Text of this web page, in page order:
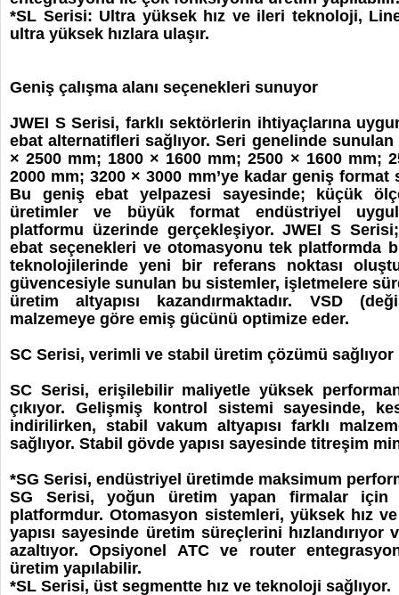
*SL Serisi: Ultra yüksek hız ve ileri teknoloji,
ultra yüksek hızlara ulaşır.
Geniş çalışma alanı seçenekleri sunuyor
JWEI S Serisi, farklı sektörlerin ihtiyaçlarına
ebat alternatifleri sağlıyor. Seri genelinde sunulan
× 2500 mm; 1800 × 1600 mm; 2500 × 1600 mm;
2000 mm; 3200 × 3000 mm’ye kadar geniş
Bu geniş ebat yelpazesi sayesinde; küçük
üretimler ve büyük format endüstriyel
platformu üzerinde gerçekleşiyor. JWEI S
ebat seçenekleri ve otomasyonu tek platformda
teknolojilerinde yeni bir referans noktası
güvencesiyle sunulan bu sistemler, işletmelere
üretim altyapısı kazandırmaktadır. VSD
malzemeye göre emiş gücünü optimize eder.
SC Serisi, verimli ve stabil üretim çözümü sağlıyor
SC Serisi, erişilebilir maliyetle yüksek
çıkıyor. Gelişmiş kontrol sistemi sayesinde,
indirilirken, stabil vakum altyapısı farklı
sağlıyor. Stabil gövde yapısı sayesinde titreşim
*SG Serisi, endüstriyel üretimde maksimum
SG Serisi, yoğun üretim yapan firmalar
platformdur. Otomasyon sistemleri, yüksek hız
yapısı sayesinde üretim süreçlerini hızlandırıyor
azaltıyor. Opsiyonel ATC ve router
üretim yapılabilir.
*SL Serisi, üst segmentte hız ve teknoloji sağlıyor.